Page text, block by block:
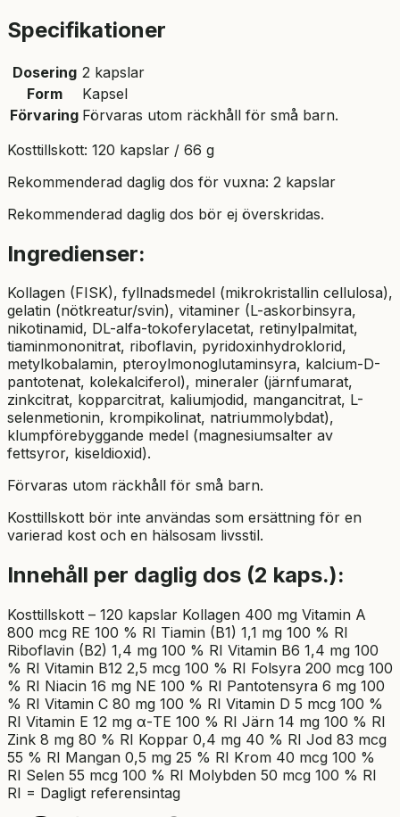
Specifikationer
Dosering 2 kapslar
Form
Kapsel
Förvaring Förvaras utom räckhåll för små barn.
Kosttillskott: 120 kapslar / 66 g
Rekommenderad daglig dos för vuxna: 2 kapslar
Rekommenderad daglig dos bör ej överskridas.
Ingredienser:
Kollagen (FISK), fyllnadsmedel (mikrokristallin cellulosa),
gelatin (nötkreatur/svin), vitaminer (L-askorbinsyra,
nikotinamid, DL-alfa-tokoferylacetat, retinylpalmitat,
tiaminmononitrat, riboflavin, pyridoxinhydroklorid,
metylkobalamin, pteroylmonoglutaminsyra, kalcium-D-
pantotenat, kolekalciferol), mineraler (järnfumarat,
zinkcitrat, kopparcitrat, kaliumjodid, mangancitrat, L-
selenmetionin, krompikolinat, natriummolybdat),
klumpförebyggande medel (magnesiumsalter av
fettsyror, kiseldioxid).
Förvaras utom räckhåll för små barn.
Kosttillskott bör inte användas som ersättning för en
varierad kost och en hälsosam livsstil.
Innehåll per daglig dos (2 kaps.):
Kosttillskott – 120 kapslar Kollagen 400 mg Vitamin A
800 mcg RE 100 % RI Tiamin (B1) 1,1 mg 100 % RI
Riboflavin (B2) 1,4 mg 100 % RI Vitamin B6 1,4 mg 100
% RI Vitamin B12 2,5 mcg 100 % RI Folsyra 200 mcg 100
% RI Niacin 16 mg NE 100 % RI Pantotensyra 6 mg 100
% RI Vitamin C 80 mg 100 % RI Vitamin D 5 mcg 100 %
RI Vitamin E 12 mg α-TE 100 % RI Järn 14 mg 100 % RI
Zink 8 mg 80 % RI Koppar 0,4 mg 40 % RI Jod 83 mcg
55 % RI Mangan 0,5 mg 25 % RI Krom 40 mcg 100 %
RI Selen 55 mcg 100 % RI Molybden 50 mcg 100 % RI
RI = Dagligt referensintag